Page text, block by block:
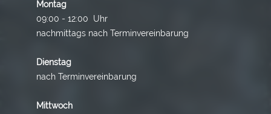
Montag
09:00 - 12:00 Uhr
nachmittags nach Terminvereinbarung
Dienstag
nach Terminvereinbarung
Mittwoch